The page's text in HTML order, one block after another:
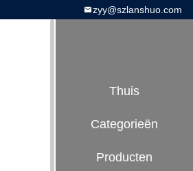
zyy@szlanshuo.com
Thuis
Categorieën
Producten